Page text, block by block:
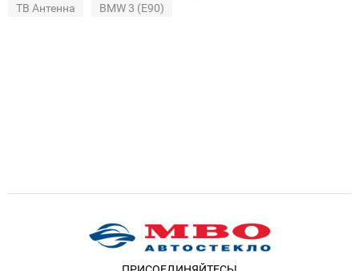
ТВ Антенна
BMW 3 (E90)